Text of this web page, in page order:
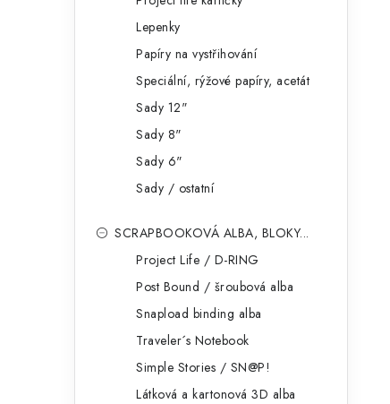
Lepenky
Papíry na vystřihování
Speciální, rýžové papíry, acetát
Sady 12"
Sady 8"
Sady 6"
Sady / ostatní
SCRAPBOOKOVÁ ALBA, BLOKY...
Project Life / D-RING
Post Bound / šroubová alba
Snapload binding alba
Traveler´s Notebook
Simple Stories / SN@P!
Látková a kartonová 3D alba